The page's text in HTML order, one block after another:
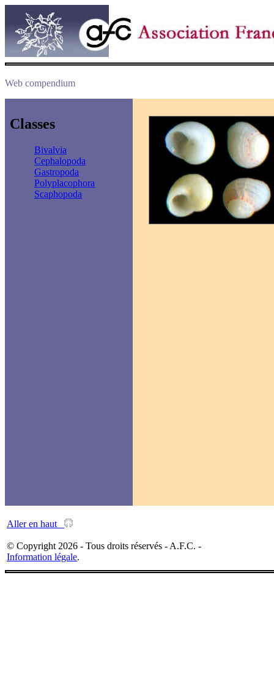
Web compendium
Classes
Bivalvia
Cephalopoda
Gastropoda
Polyplacophora
Scaphopoda
Aller en haut
© Copyright 2026 - Tous droits réservés - A.F.C. -
Information légale.